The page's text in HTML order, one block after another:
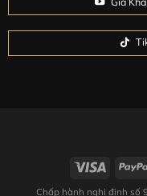
Chấp hành nghị định số